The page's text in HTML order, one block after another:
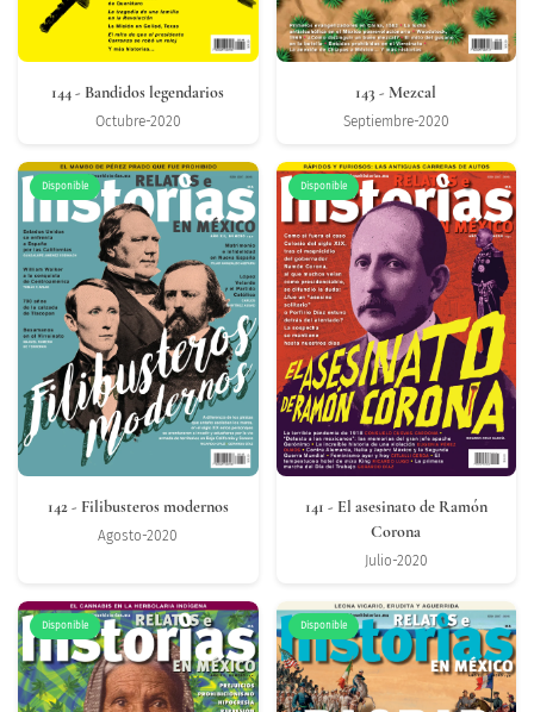
144- Bandidos legendarios
Octubre-2020
143 - Mezcal
Septiembre-2020
Disponible
142- Filibusteros modernos
Agosto-2020
Disponible
141 - El asesinato de Ramón
Corona
Julio-2020
Disponible Disponible